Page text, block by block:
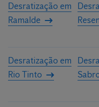
Desratização em
Ramalde
Desratização em
Rio Tinto